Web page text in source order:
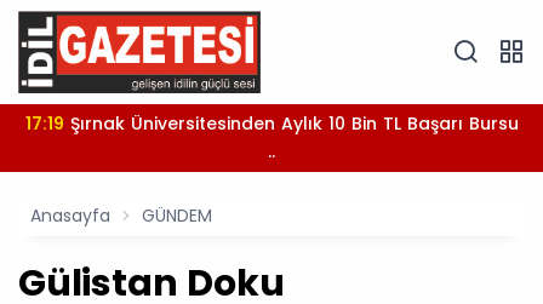
17:19
..
Anasayfa GÜNDEM
Gülistan Doku